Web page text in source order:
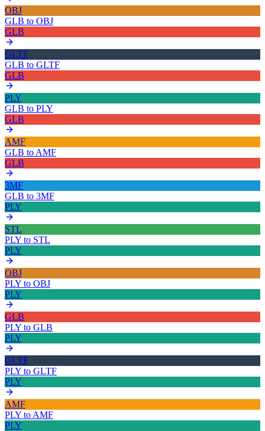
OBJ
GLB to OBJ
GLB
GLTF
GLB to GLTF
GLB
PLY
GLB to PLY
GLB
AMF
GLB to AMF
GLB
3MF
GLB to 3MF
PLY
STL
PLY to STL
PLY
OBJ
PLY to OBJ
PLY
GLB
PLY to GLB
PLY
GLTF
PLY to GLTF
PLY
AMF
PLY to AMF
PLY